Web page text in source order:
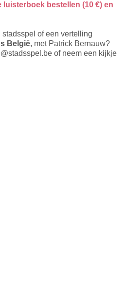
luisterboek bestellen (10 €) en
of een vertelling
België, met Patrick Bernauw?
of neem een kijkje